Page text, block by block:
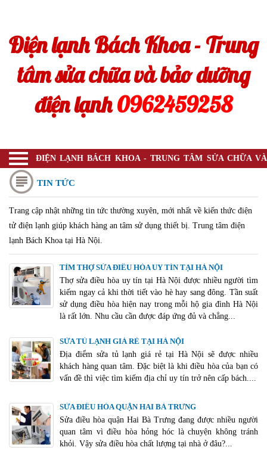
Điện lạnh Bách Khoa - Trung
tâm sửa chữa và bảo dưỡng
điện lạnh 0962459258
Sửa bình nóng lạnh
Sửa máy hút mùi
Sửa máy sấy
Sửa điều hòa
Sửa bếp từ
Máy rửa bát
Máy hút ẩm
Bảo dưỡng
ĐIỆN LẠNH BÁCH KHOA - TRUNG TÂM SỬA CHỮA VÀ
BẢO DƯỠNG ĐIỆN LẠNH
TIN TỨC
Trang cập nhật những tin tức thường xuyên, mới nhất về kiến thức điện
tử điện lạnh giúp khách hàng an tâm sử dụng thiết bị. Trung tâm điện
lạnh Bách Khoa tại Hà Nội.
TÌM THỢ SỬA ĐIỀU HÒA UY TÍN TẠI HÀ NỘI
Thợ sửa điều hòa uy tín tại Hà Nội được nhiều người tìm
kiếm ngay cả khi thời tiết vào hè hay sang đông. Tần suất
sử dụng điều hòa hiện nay trong mỗi hộ gia đình Hà Nội
là rất lớn. Nhu cầu cần được đáp ứng đủ và chẳng...
SỬA TỦ LẠNH GIÁ RẺ TẠI HÀ NỘI
Địa điểm sửa tủ lạnh giá rẻ tại Hà Nội sẽ được nhiều
khách hàng quan tâm. Đặc biệt là khi điều hòa của bạn có
vấn đề thì việc tìm kiếm địa chỉ uy tín trở nên cấp bách....
SỬA ĐIỀU HÒA QUẬN HAI BÀ TRƯNG
Sửa điều hòa quận Hai Bà Trưng đang được nhiều người
quan tâm vì điều hòa hỏng hóc là chuyện không tránh
khỏi. Vậy sửa điều hòa chất lượng tại nhà ở đâu?...